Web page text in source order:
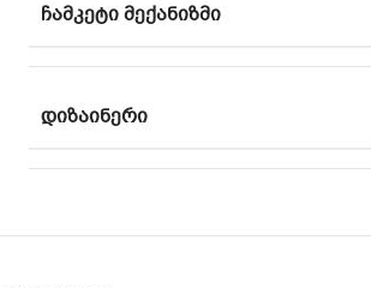
ᲩᲐᲛᲙᲔᲢᲘ ᲛᲔᲥᲐᲜᲘᲖᲛᲘ
ᲓᲘᲖᲐᲘᲜᲔᲠᲘ